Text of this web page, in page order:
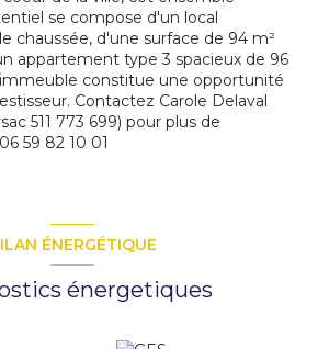
se compose d'un local
chaussée, d'une surface de 94 m²
appartement type 3 spacieux de 96
constitue une opportunité
Contactez Carole Delaval
511 773 699) pour plus de
59 82 10 01
ÉNERGÉTIQUE
énergetiques